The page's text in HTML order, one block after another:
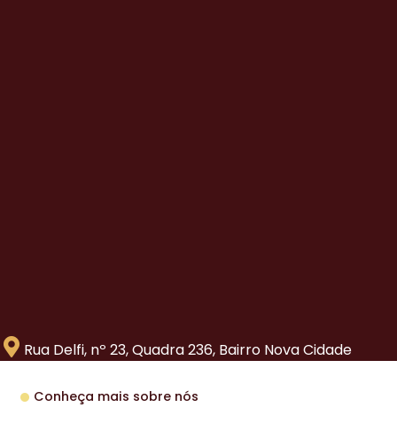
Rua Delfi, nº 23, Quadra 236, Bairro Nova Cidade
Conheça mais sobre nós